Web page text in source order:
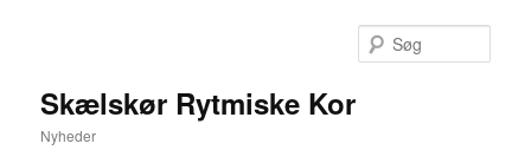
Skælskør Rytmiske Kor
Nyheder